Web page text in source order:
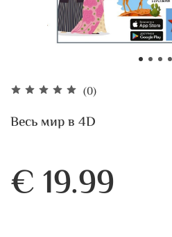
(0)
Весь мир в 4D
€ 19.99